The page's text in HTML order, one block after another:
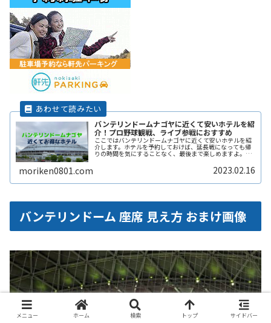
バンテリンドームナゴヤに近くて安いホテルを紹
介！プロ野球観戦、ライブ参戦におすすめ
ここではバンテリンドームナゴヤに近くて安いホテルを紹
介します。ホテルを予約しておけば、延長戦になっても帰
りの時間を気にすることなく、最後まで楽しめますよ。プ
ロ野球観戦やライブ参戦におすすめです。国内・海外ホテ
ル格安予約のアゴダバンテリンドーReadMore...
moriken0801.com 2023.02.16
バンテリンドーム 座席 見え方 おまけ画像
メニュー ホーム 検索 トップ サイドバー